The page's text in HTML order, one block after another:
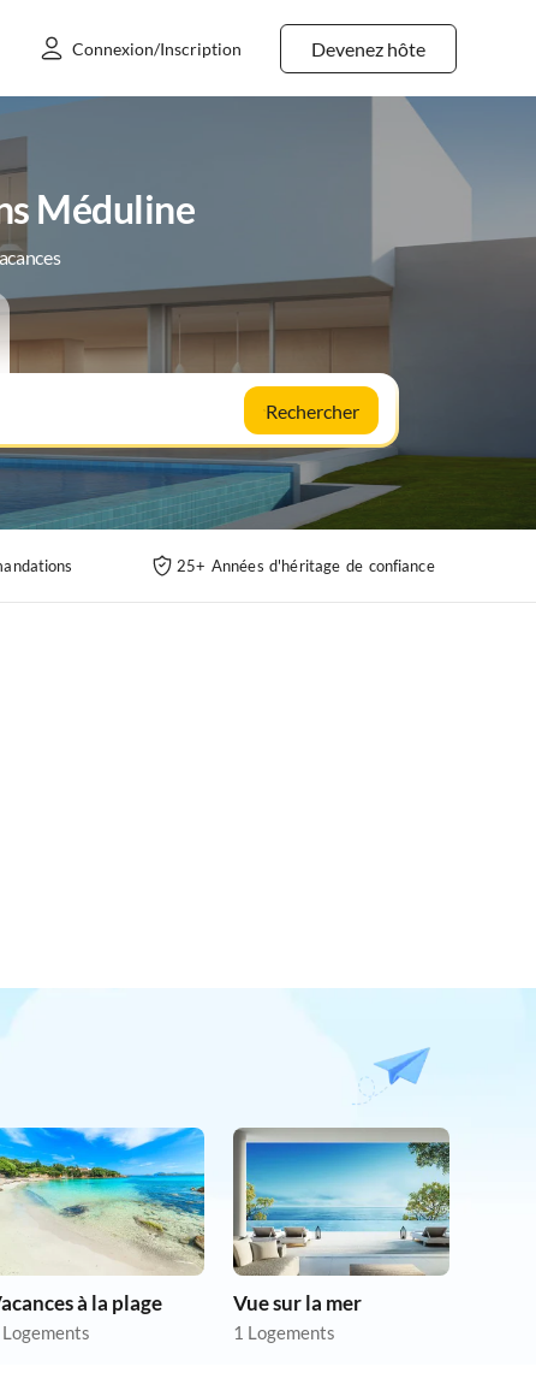
Devenez hôte
Connexion/Inscription
Méduline
Rechercher
25+ Années d'héritage de confiance
à la plage
Logements
Vue sur la mer
1 Logements